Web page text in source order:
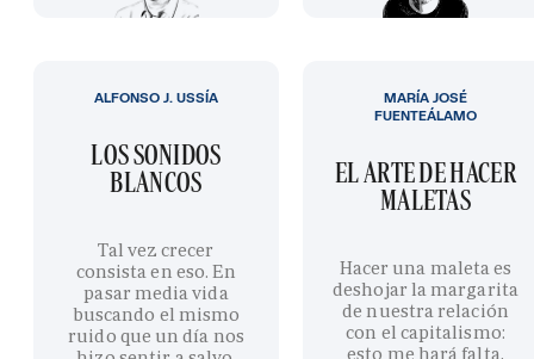
LOS SONIDOS
BLANCOS
Tal vez crecer
consista en eso. En
pasar media vida
buscando el mismo
ruido que un día nos
ALFONSO J. USSÍA
EL ARTE DE HACER
MALETAS
Hacer una maleta es
deshojar la margarita
de nuestra relación
con el capitalismo:
esto me hará falta,
MARÍA JOSÉ
FUENTEÁLAMO